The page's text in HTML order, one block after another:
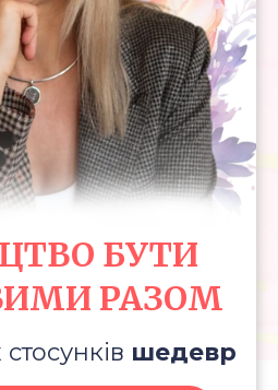
БУТИ
РАЗОМ
шедевр